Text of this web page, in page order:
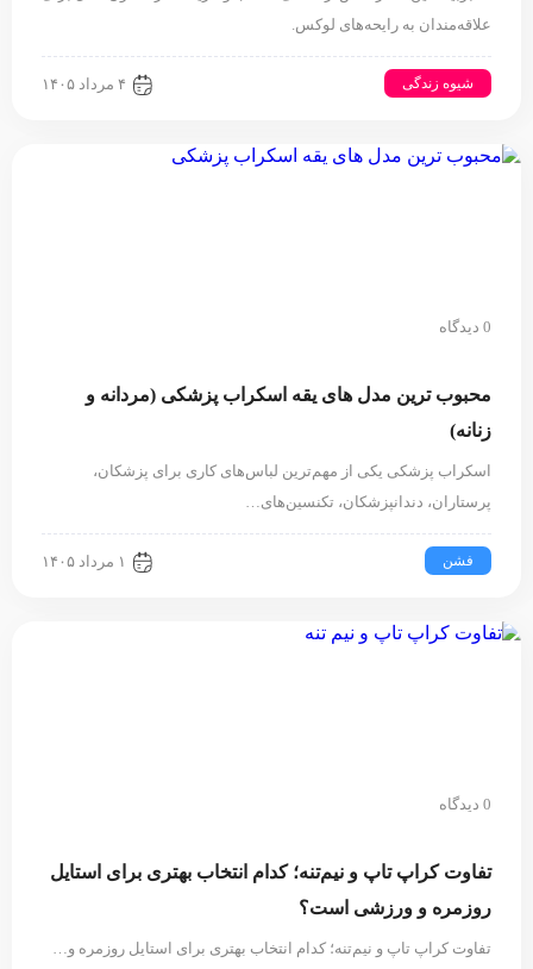
علاقه‌مندان به رایحه‌های لوکس.
شیوه زندگی ۴ مرداد ۱۴۰۵
0 دیدگاه
محبوب ترین مدل های یقه اسکراب پزشکی (مردانه و
زنانه)
اسکراب پزشکی یکی از مهم‌ترین لباس‌های کاری برای پزشکان،
پرستاران، دندانپزشکان، تکنسین‌های…
فشن ۱ مرداد ۱۴۰۵
0 دیدگاه
تفاوت کراپ تاپ و نیم‌تنه؛ کدام انتخاب بهتری برای استایل
روزمره و ورزشی است؟
تفاوت کراپ تاپ و نیم‌تنه؛ کدام انتخاب بهتری برای استایل روزمره و…